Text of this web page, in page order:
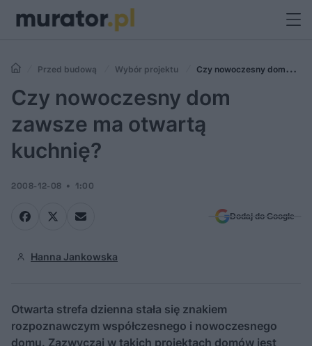
Przed budową Wybór projektu
Czy nowoczesny dom
zawsze ma otwartą kuchnię?
Czy nowoczesny dom
zawsze ma otwartą
kuchnię?
2008-12-08 1:00
Dodaj do Google
Hanna Jankowska
Otwarta strefa dzienna stała się znakiem
rozpoznawczym współczesnego i nowoczesnego
domu. Zazwyczaj w takich projektach domów jest